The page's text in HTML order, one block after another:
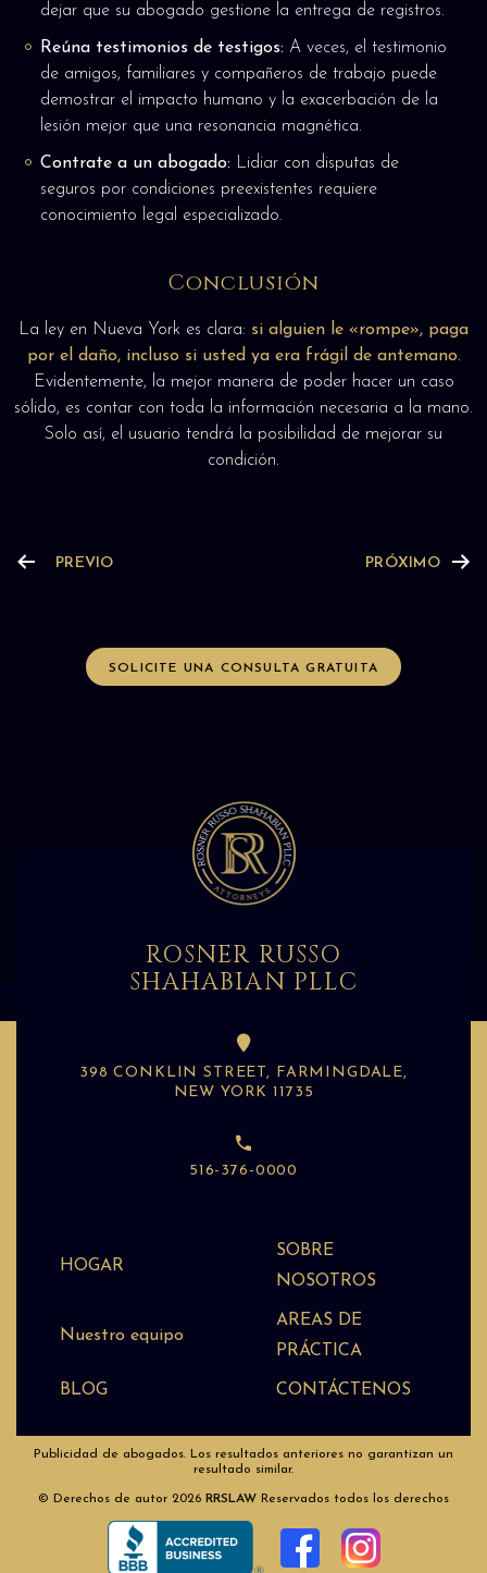
dejar que su abogado gestione la entrega de registros.
Reúna testimonios de testigos: A veces, el testimonio
de amigos, familiares y compañeros de trabajo puede
demostrar el impacto humano y la exacerbación de la
lesión mejor que una resonancia magnética.
Contrate a un abogado: Lidiar con disputas de
seguros por condiciones preexistentes requiere
conocimiento legal especializado.
Conclusión
La ley en Nueva York es clara: si alguien le «rompe», paga
por el daño, incluso si usted ya era frágil de antemano.
Evidentemente, la mejor manera de poder hacer un caso
sólido, es contar con toda la información necesaria a la mano.
Solo así, el usuario tendrá la posibilidad de mejorar su
condición.
PREVIO PRÓXIMO
SOLICITE UNA CONSULTA GRATUITA
ROSNER RUSSO
SHAHABIAN PLLC
398 CONKLIN STREET, FARMINGDALE,
NEW YORK 11735
516-376-0000
HOGAR
SOBRE
NOSOTROS
Nuestro equipo
AREAS DE
PRÁCTICA
BLOG CONTÁCTENOS
Publicidad de abogados. Los resultados anteriores no garantizan un
resultado similar.
© Derechos de autor 2026 RRSLAW Reservados todos los derechos